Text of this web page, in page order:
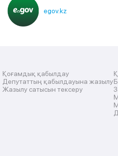
egov.kz
Қоғамдық қабылдау
Депутаттың қабылдауына жазылу
Жазылу сатысын тексеру